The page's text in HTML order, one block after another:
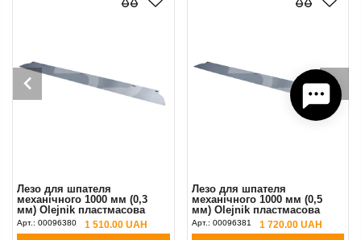
Лезо для шпателя
механічного 1000 мм (0,3
мм) Olejnik пластмасова
ручка
Арт.: 00096380 1 510.00 UAH
Лезо для шпателя
механічного 1000 мм (0,5
мм) Olejnik пластмасова
ручка
Арт.: 00096381 1 720.00 UAH